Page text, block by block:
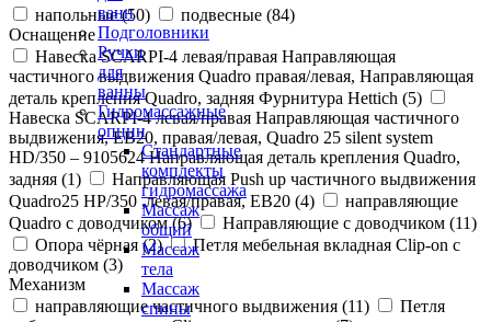
ванн
Подголовники
Ручки
для
ванны
Гидромассажные
опции
Стандартные
комплекты
гидромассажа
Массаж
общий
Массаж
тела
Массаж
спины
напольные (50) подвесные (84)
Оснащение
Навеска SCARPI-4 левая/правая Направляющая
частичного выдвижения Quadro правая/левая, Направляющая
деталь крепления Quadro, задняя Фурнитура Hettich (5)
Навеска SCARPI-4 левая/правая Направляющая частичного
выдвижения, ЕВ20, правая/левая, Quadro 25 silent system
HD/350 – 9105624 Направляющая деталь крепления Quadro,
задняя (1)
Направляющая Push up частичного выдвижения
Quadro25 НР/350 ,левая/правая, ЕВ20 (4)
направляющие
Quadro с доводчиком (6) Направляющие с доводчиком (11)
Опора чёрная (2)
Петля мебельная вкладная Clip-on с
доводчиком (3)
Механизм
направляющие частичного выдвижения (11)
Петля